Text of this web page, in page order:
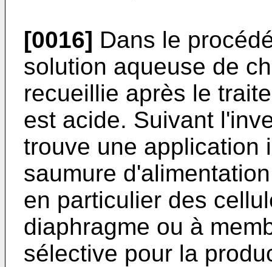
[0016] Dans le
solution aqueuse de
recueillie après le
est acide. Suivant
trouve une application
saumure
en particulier des
diaphragme ou à
sélective pour la